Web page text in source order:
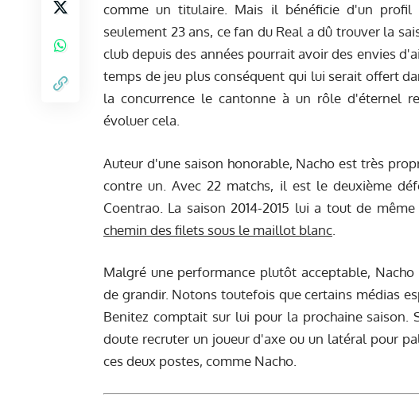
comme un titulaire. Mais il bénéficie d'un
seulement 23 ans, ce fan du Real a dû trouver la
club depuis des années pourrait avoir des envies
temps de jeu plus conséquent qui lui serait offert
la concurrence le cantonne à un rôle d'éternel
évoluer cela.
Auteur d'une saison honorable, Nacho est très
contre un. Avec 22 matchs, il est le deuxième
Coentrao. La saison 2014-2015 lui a tout de
chemin des filets sous le maillot blanc
Malgré une performance plutôt acceptable,
de grandir. Notons toutefois que certains médias
Benitez comptait sur lui pour la prochaine saison.
doute recruter un joueur d'axe ou un latéral pour
ces deux postes, comme Nacho.